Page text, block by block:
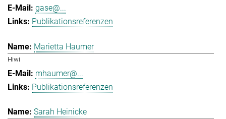
gase@...
Publikationsreferenzen
Marietta Haumer
Hiwi
mhaumer@...
Publikationsreferenzen
Sarah Heinicke